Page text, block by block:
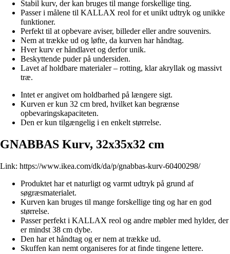
Stabil kurv, der kan bruges til mange forskellige ting.
Passer i målene til KALLAX reol for et unikt udtryk og unikke
funktioner.
Perfekt til at opbevare aviser, billeder eller andre souvenirs.
Nem at trække ud og løfte, da kurven har håndtag.
Hver kurv er håndlavet og derfor unik.
Beskyttende puder på undersiden.
Lavet af holdbare materialer – rotting, klar akryllak og massivt
træ.
Intet er angivet om holdbarhed på længere sigt.
Kurven er kun 32 cm bred, hvilket kan begrænse
opbevaringskapaciteten.
Den er kun tilgængelig i en enkelt størrelse.
GNABBAS Kurv, 32x35x32 cm
Link: https://www.ikea.com/dk/da/p/gnabbas-kurv-60400298/
Produktet har et naturligt og varmt udtryk på grund af
søgræsmaterialet.
Kurven kan bruges til mange forskellige ting og har en god
størrelse.
Passer perfekt i KALLAX reol og andre møbler med hylder, der
er mindst 38 cm dybe.
Den har et håndtag og er nem at trække ud.
Skuffen kan nemt organiseres for at finde tingene lettere.